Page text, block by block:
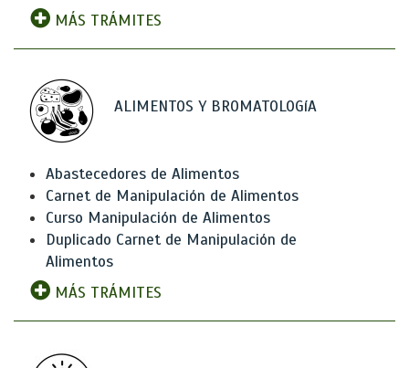
MÁS TRÁMITES
ALIMENTOS Y BROMATOLOGíA
Abastecedores de Alimentos
Carnet de Manipulación de Alimentos
Curso Manipulación de Alimentos
Duplicado Carnet de Manipulación de
Alimentos
MÁS TRÁMITES